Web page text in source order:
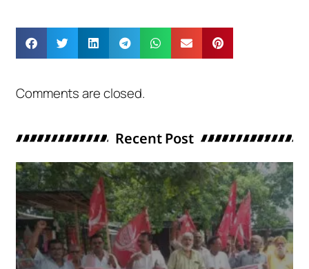
Comments are closed.
Recent Post